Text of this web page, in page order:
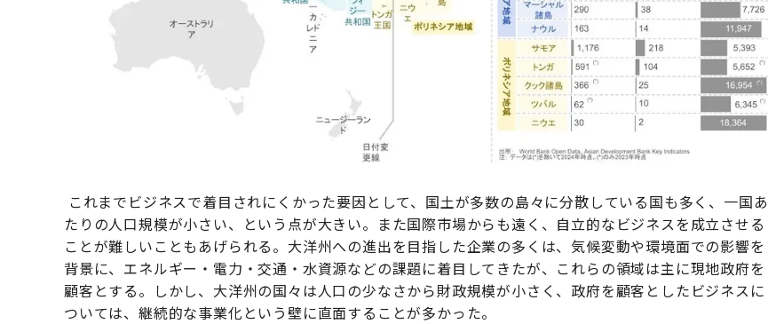
これまでビジネスで着目されにくかった要因として、国土が多数の島々に分散している国も多く、一国あ
たりの人口規模が小さい、という点が大きい。また国際市場からも遠く、自立的なビジネスを成立させる
ことが難しいこともあげられる。大洋州への進出を目指した企業の多くは、気候変動や環境面での影響を
背景に、エネルギー・電力・交通・水資源などの課題に着目してきたが、これらの領域は主に現地政府を
顧客とする。しかし、大洋州の国々は人口の少なさから財政規模が小さく、政府を顧客としたビジネスに
ついては、継続的な事業化という壁に直面することが多かった。